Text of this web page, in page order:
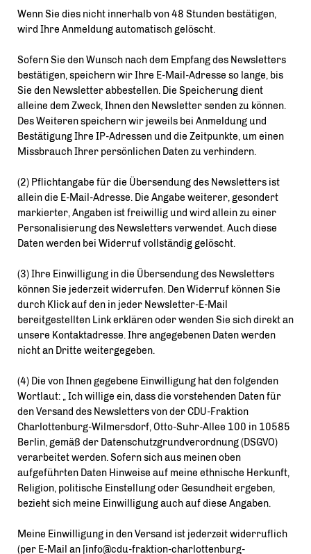
Wenn Sie dies nicht innerhalb von 48 Stunden bestätigen,
wird Ihre Anmeldung automatisch gelöscht.
Sofern Sie den Wunsch nach dem Empfang des Newsletters
bestätigen, speichern wir Ihre E-Mail-Adresse so lange, bis
Sie den Newsletter abbestellen. Die Speicherung dient
alleine dem Zweck, Ihnen den Newsletter senden zu können.
Des Weiteren speichern wir jeweils bei Anmeldung und
Bestätigung Ihre IP-Adressen und die Zeitpunkte, um einen
Missbrauch Ihrer persönlichen Daten zu verhindern.
(2) Pflichtangabe für die Übersendung des Newsletters ist
allein die E-Mail-Adresse. Die Angabe weiterer, gesondert
markierter, Angaben ist freiwillig und wird allein zu einer
Personalisierung des Newsletters verwendet. Auch diese
Daten werden bei Widerruf vollständig gelöscht.
(3) Ihre Einwilligung in die Übersendung des Newsletters
können Sie jederzeit widerrufen. Den Widerruf können Sie
durch Klick auf den in jeder Newsletter-E-Mail
bereitgestellten Link erklären oder wenden Sie sich direkt an
unsere Kontaktadresse. Ihre angegebenen Daten werden
nicht an Dritte weitergegeben.
(4) Die von Ihnen gegebene Einwilligung hat den folgenden
Wortlaut: „ Ich willige ein, dass die vorstehenden Daten für
den Versand des Newsletters von der CDU-Fraktion
Charlottenburg-Wilmersdorf, Otto-Suhr-Allee 100 in 10585
Berlin, gemäß der Datenschutzgrundverordnung (DSGVO)
verarbeitet werden. Sofern sich aus meinen oben
aufgeführten Daten Hinweise auf meine ethnische Herkunft,
Religion, politische Einstellung oder Gesundheit ergeben,
bezieht sich meine Einwilligung auch auf diese Angaben.
Meine Einwilligung in den Versand ist jederzeit widerruflich
(per E-Mail an [info@cdu-fraktion-charlottenburg-